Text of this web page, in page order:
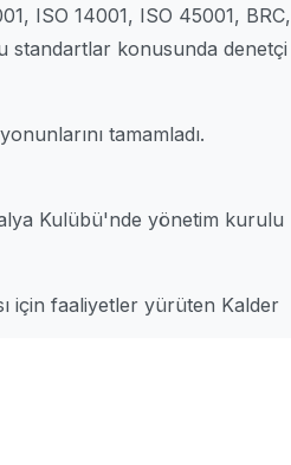
ISO 14001, ISO 45001, BRC,
standartlar konusunda denetçi
tamamladı.
Kulübü'nde yönetim kurulu
için faaliyetler yürüten Kalder